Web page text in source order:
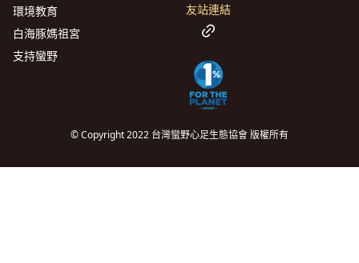
環境教育
白海豚媽祖宮
支持蠻野
友站連結
© Copyright 2022 台灣蠻野心足生態協會 版權所有